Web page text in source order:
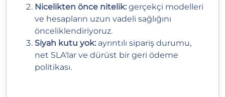
Nicelikten önce nitelik: gerçekçi modelleri
ve hesapların uzun vadeli sağlığını
önceliklendiriyoruz.
Siyah kutu yok: ayrıntılı sipariş durumu,
net SLA'lar ve dürüst bir geri ödeme
politikası.